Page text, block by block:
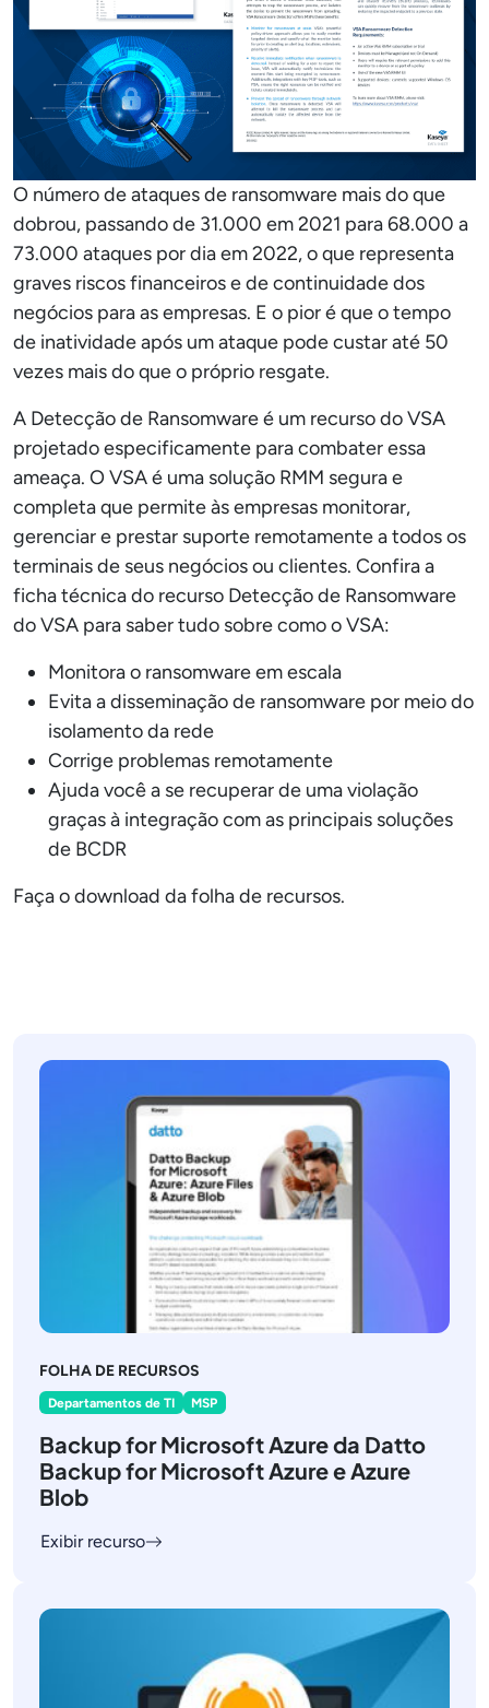
O número de ataques de ransomware mais do que
dobrou, passando de 31.000 em 2021 para 68.000 a
73.000 ataques por dia em 2022, o que representa
graves riscos financeiros e de continuidade dos
negócios para as empresas. E o pior é que o tempo
de inatividade após um ataque pode custar até 50
vezes mais do que o próprio resgate.
A Detecção de Ransomware é um recurso do VSA
projetado especificamente para combater essa
ameaça. O VSA é uma solução RMM segura e
completa que permite às empresas monitorar,
gerenciar e prestar suporte remotamente a todos os
terminais de seus negócios ou clientes. Confira a
ficha técnica do recurso Detecção de Ransomware
do VSA para saber tudo sobre como o VSA:
Monitora o ransomware em escala
Evita a disseminação de ransomware por meio do
isolamento da rede
Corrige problemas remotamente
Ajuda você a se recuperar de uma violação
graças à integração com as principais soluções
de BCDR
Faça o download da folha de recursos.
FOLHA DE RECURSOS
Departamentos de TI MSP
Backup for Microsoft Azure da Datto
Backup for Microsoft Azure e Azure
Blob
Exibir recurso